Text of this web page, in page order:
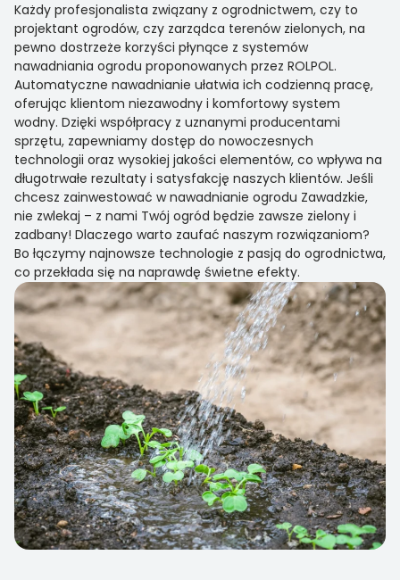
Każdy profesjonalista związany z ogrodnictwem, czy to
projektant ogrodów, czy zarządca terenów zielonych, na
pewno dostrzeże korzyści płynące z systemów
nawadniania ogrodu proponowanych przez ROLPOL.
Automatyczne nawadnianie ułatwia ich codzienną pracę,
oferując klientom niezawodny i komfortowy system
wodny. Dzięki współpracy z uznanymi producentami
sprzętu, zapewniamy dostęp do nowoczesnych
technologii oraz wysokiej jakości elementów, co wpływa na
długotrwałe rezultaty i satysfakcję naszych klientów. Jeśli
chcesz zainwestować w nawadnianie ogrodu Zawadzkie,
nie zwlekaj – z nami Twój ogród będzie zawsze zielony i
zadbany! Dlaczego warto zaufać naszym rozwiązaniom?
Bo łączymy najnowsze technologie z pasją do ogrodnictwa,
co przekłada się na naprawdę świetne efekty.